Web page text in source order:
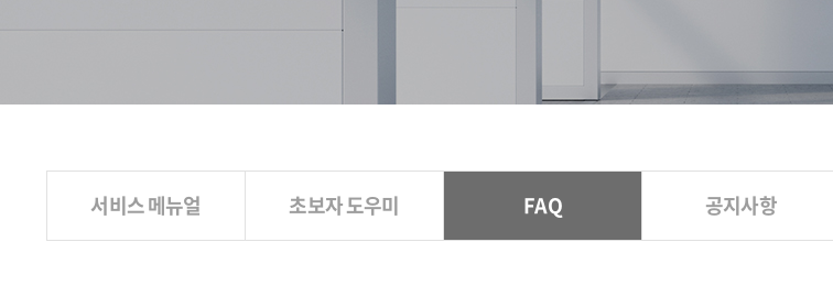
서비스 메뉴얼 초보자 도우미 FAQ 공지사항